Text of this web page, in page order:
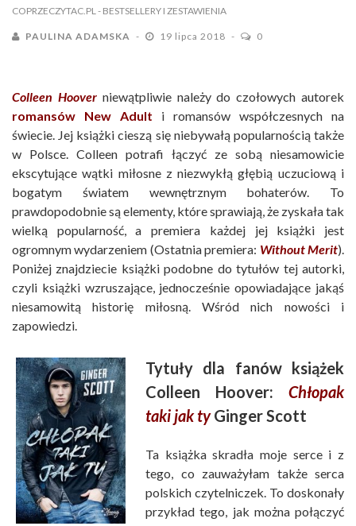
COPRZECZYTAC.PL - BESTSELLERY I ZESTAWIENIA
PAULINA ADAMSKA 19 lipca 2018 0
Colleen Hooverniewątpliwie należy do czołowych autorek
romansów New Adult i romansów współczesnych na
świecie. Jej książki cieszą się niebywałą popularnością także
w Polsce. Colleen potrafi łączyć ze sobą niesamowicie
ekscytujące wątki miłosne z niezwykłą głębią uczuciową i
bogatym światem wewnętrznym bohaterów. To
prawdopodobnie są elementy, które sprawiają, że zyskała tak
wielką popularność, a premiera każdej jej książki jest
ogromnym wydarzeniem (Ostatnia premiera: Without Merit).
Poniżej znajdziecie książki podobne do tytułów tej autorki,
czyli książki wzruszające, jednocześnie opowiadające jakąś
niesamowitą historię miłosną. Wśród nich nowości i
zapowiedzi.
Tytuły dla fanów książek
Colleen Hoover: Chłopak
taki jak tyGinger Scott
Ta książka skradła moje serce i z
tego, co zauważyłam także serca
polskich czytelniczek. To doskonały
przykład tego, jak można połączyć